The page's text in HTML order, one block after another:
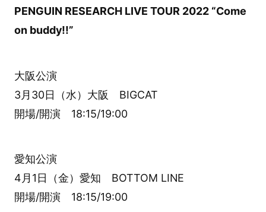
PENGUIN RESEARCH LIVE TOUR 2022 “Come
on buddy!!”
大阪公演
3月30日（水）大阪 BIGCAT
開場/開演 18:15/19:00
愛知公演
4月1日（金）愛知 BOTTOM LINE
開場/開演 18:15/19:00